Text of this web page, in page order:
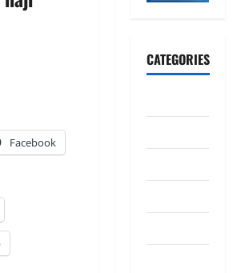
Facebook
CATEGORIES